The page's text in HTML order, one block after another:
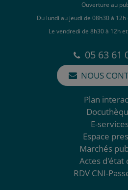
Ouverture au
Du lundi au jeudi de 08h30 à
Le vendredi de 8h30 à 12h
05 63 61
NOUS
Plan
E-
Espace
Marchés
Actes d'état
RDV CNI-